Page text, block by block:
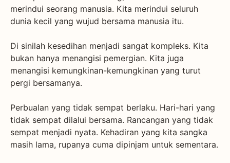
merindui seorang manusia. Kita merindui seluruh
dunia kecil yang wujud bersama manusia itu.
Di sinilah kesedihan menjadi sangat kompleks. Kita
bukan hanya menangisi pemergian. Kita juga
menangisi kemungkinan-kemungkinan yang turut
pergi bersamanya.
Perbualan yang tidak sempat berlaku. Hari-hari yang
tidak sempat dilalui bersama. Rancangan yang tidak
sempat menjadi nyata. Kehadiran yang kita sangka
masih lama, rupanya cuma dipinjam untuk sementara.